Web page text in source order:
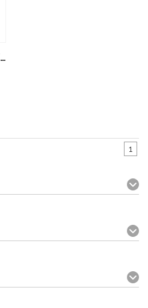
Alpine Team Poloshirt F1 2025 Dark Sapphire
1